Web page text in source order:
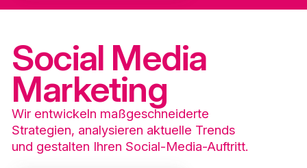
Social Media
Marketing
Wir entwickeln maßgeschneiderte
Strategien, analysieren aktuelle Trends
und gestalten Ihren Social-Media-Auftritt.